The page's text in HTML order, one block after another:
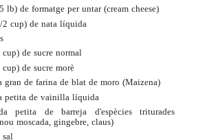
lb) de formatge per untar (cream cheese)
cup) de nata líquida
de sucre normal
de sucre morè
gran de farina de blat de moro (Maizena)
petita de vainilla líquida
petita de barreja d'espècies triturades
moscada, gingebre, claus)
sal